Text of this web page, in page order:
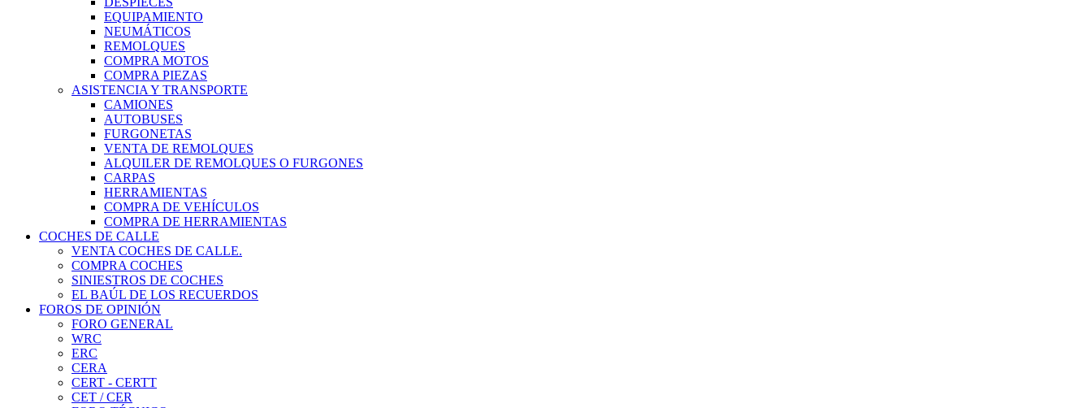
EQUIPAMIENTO
NEUMÁTICOS
REMOLQUES
COMPRA MOTOS
COMPRA PIEZAS
ASISTENCIA Y TRANSPORTE
CAMIONES
AUTOBUSES
FURGONETAS
VENTA DE REMOLQUES
ALQUILER DE REMOLQUES O FURGONES
CARPAS
HERRAMIENTAS
COMPRA DE VEHÍCULOS
COMPRA DE HERRAMIENTAS
COCHES DE CALLE
VENTA COCHES DE CALLE.
COMPRA COCHES
SINIESTROS DE COCHES
EL BAÚL DE LOS RECUERDOS
FOROS DE OPINIÓN
FORO GENERAL
WRC
ERC
CERA
CERT - CERTT
CET / CER